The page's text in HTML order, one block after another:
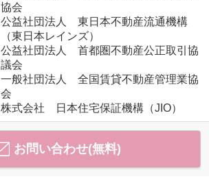
協会
公益社団法人 東日本不動産流通機構
（東日本レインズ）
公益社団法人 首都圏不動産公正取引協
議会
一般社団法人 全国賃貸不動産管理業協
会
株式会社 日本住宅保証機構（JIO）
お問い合わせ(無料)